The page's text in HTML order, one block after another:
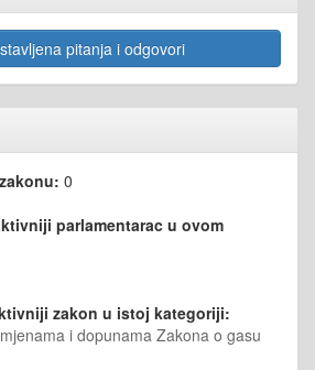
pitanja i odgovori
0
parlamentarac u ovom
zakon u istoj kategoriji:
i dopunama Zakona o gasu